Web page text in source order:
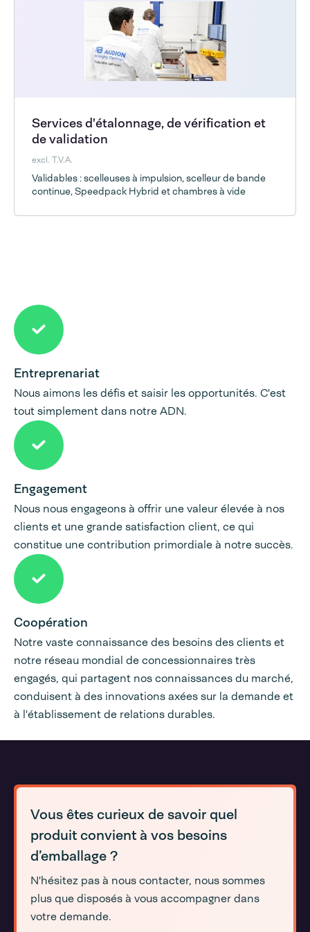
Services d'étalonnage, de vérification et
de validation
excl. T.V.A.
Validables : scelleuses à impulsion, scelleur de bande
continue, Speedpack Hybrid et chambres à vide
Entreprenariat
Nous aimons les défis et saisir les opportunités. C'est
tout simplement dans notre ADN.
Engagement
Nous nous engageons à offrir une valeur élevée à nos
clients et une grande satisfaction client, ce qui
constitue une contribution primordiale à notre succès.
Coopération
Notre vaste connaissance des besoins des clients et
notre réseau mondial de concessionnaires très
engagés, qui partagent nos connaissances du marché,
conduisent à des innovations axées sur la demande et
à l'établissement de relations durables.
Vous êtes curieux de savoir quel
produit convient à vos besoins
d’emballage ?
N'hésitez pas à nous contacter, nous sommes
plus que disposés à vous accompagner dans
votre demande.